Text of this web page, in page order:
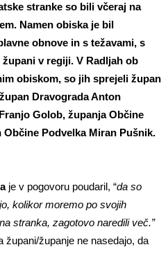
stranke so bili včeraj na
Namen obiska je bil
obnove in s težavami, s
župani v regiji. V Radljah ob
obiskom, so jih sprejeli župan
Dravograda Anton
Golob, županja Občine
Podvelka Miran Pušnik.
je v pogovoru poudaril, “da so
kolikor moremo po svojih
stranka, zagotovo naredili več.”
župani/županje ne nasedajo, da